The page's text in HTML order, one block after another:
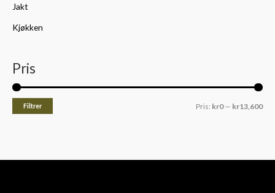
Jakt
Kjøkken
Pris
Filtrer Pris: kr0— kr13,600